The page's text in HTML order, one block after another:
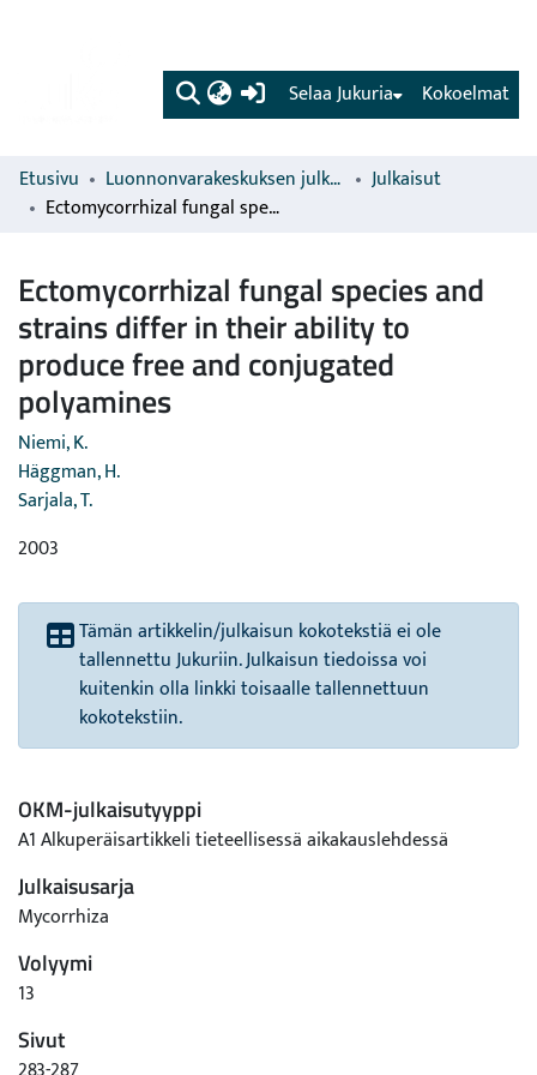
(current) Kokoelmat
Selaa Jukuria
Etusivu Luonnonvarakeskuksen julkaisut
Julkaisut
Ectomycorrhizal fungal species and strains differ in their ability to produce free and conjugated polyamines
Ectomycorrhizal fungal species and
strains differ in their ability to
produce free and conjugated
polyamines
Niemi, K.
Häggman, H.
Sarjala, T.
2003
Tämän artikkelin/julkaisun kokotekstiä ei ole
tallennettu Jukuriin. Julkaisun tiedoissa voi
kuitenkin olla linkki toisaalle tallennettuun
kokotekstiin.
OKM-julkaisutyyppi
A1 Alkuperäisartikkeli tieteellisessä aikakauslehdessä
Julkaisusarja
Mycorrhiza
Volyymi
13
Sivut